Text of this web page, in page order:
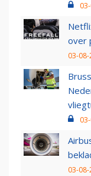
over
03-
03-